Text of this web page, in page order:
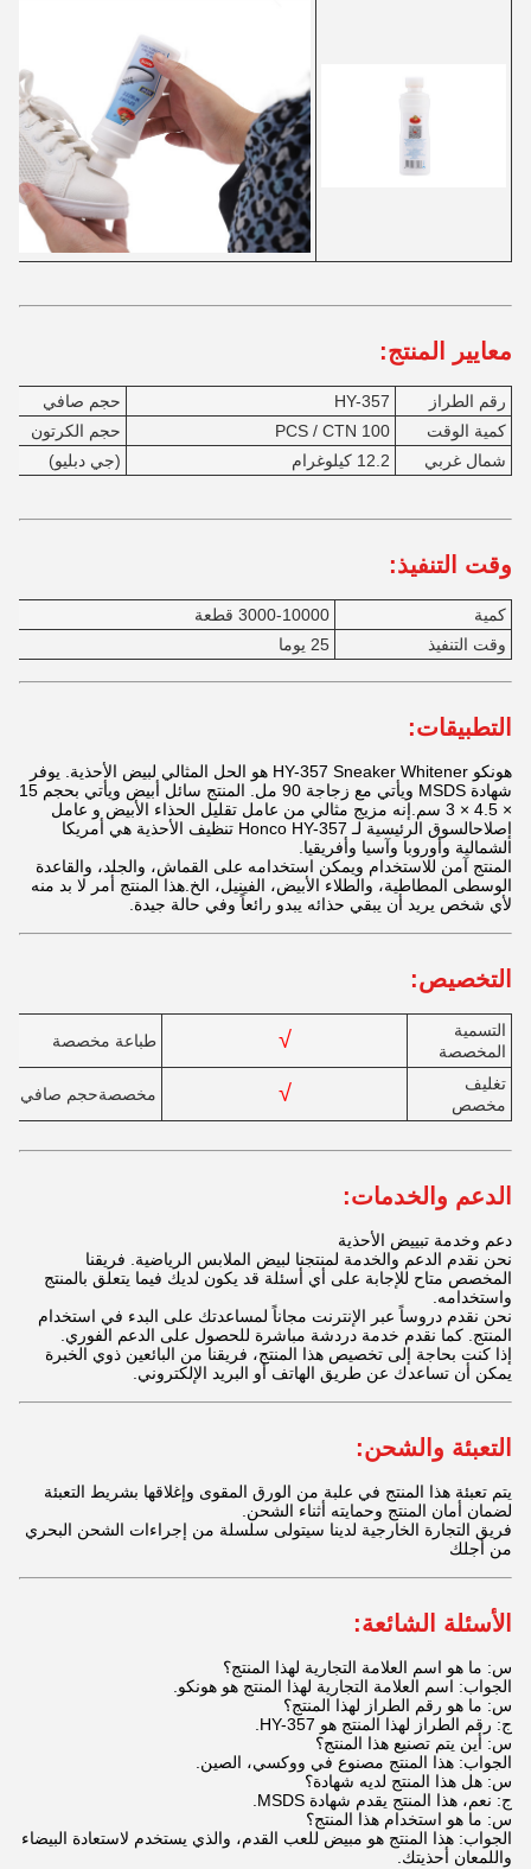
معايير المنتج:
رقم الطراز HY-357 حجم صافي
كمية الوقت
100 PCS / CTN حجم الكرتون
شمال غربي
12.2 كيلوغرام (جي دبليو)
وقت التنفيذ:
كمية
3000-10000 قطعة
وقت التنفيذ
25 يوما
التطبيقات:
هونكو HY-357 Sneaker Whitener هو الحل المثالي لبيض الأحذية. يوفر
شهادة MSDS ويأتي مع زجاجة 90 مل. المنتج سائل أبيض ويأتي بحجم 15
× 4.5 × 3 سم.إنه مزيج مثالي من عامل تقليل الحذاء الأبيض و عامل
إصلاحالسوق الرئيسية لـ Honco HY-357 تنظيف الأحذية هي أمريكا
الشمالية وأوروبا وآسيا وأفريقيا.
المنتج آمن للاستخدام ويمكن استخدامه على القماش، والجلد، والقاعدة
الوسطى المطاطية، والطلاء الأبيض، الفينيل، الخ.هذا المنتج أمر لا بد منه
لأي شخص يريد أن يبقي حذائه يبدو رائعاً وفي حالة جيدة.
التخصيص:
التسمية
المخصصة
√ طباعة مخصصة
تغليف
مخصص
√ مخصصةحجم صافي
الدعم والخدمات:
دعم وخدمة تبييض الأحذية
نحن نقدم الدعم والخدمة لمنتجنا لبيض الملابس الرياضية. فريقنا
المخصص متاح للإجابة على أي أسئلة قد يكون لديك فيما يتعلق بالمنتج
واستخدامه.
نحن نقدم دروساً عبر الإنترنت مجاناً لمساعدتك على البدء في استخدام
المنتج. كما نقدم خدمة دردشة مباشرة للحصول على الدعم الفوري.
إذا كنت بحاجة إلى تخصيص هذا المنتج، فريقنا من البائعين ذوي الخبرة
يمكن أن تساعدك عن طريق الهاتف أو البريد الإلكتروني.
التعبئة والشحن:
يتم تعبئة هذا المنتج في علبة من الورق المقوى وإغلاقها بشريط التعبئة
لضمان أمان المنتج وحمايته أثناء الشحن.
فريق التجارة الخارجية لدينا سيتولى سلسلة من إجراءات الشحن البحري
من أجلك
الأسئلة الشائعة:
س: ما هو اسم العلامة التجارية لهذا المنتج؟
الجواب: اسم العلامة التجارية لهذا المنتج هو هونكو.
س: ما هو رقم الطراز لهذا المنتج؟
ج: رقم الطراز لهذا المنتج هو HY-357.
س: أين يتم تصنيع هذا المنتج؟
الجواب: هذا المنتج مصنوع في ووكسي، الصين.
س: هل هذا المنتج لديه شهادة؟
ج: نعم، هذا المنتج يقدم شهادة MSDS.
س: ما هو استخدام هذا المنتج؟
الجواب: هذا المنتج هو مبيض للعب القدم، والذي يستخدم لاستعادة البيضاء
واللمعان أحذيتك.